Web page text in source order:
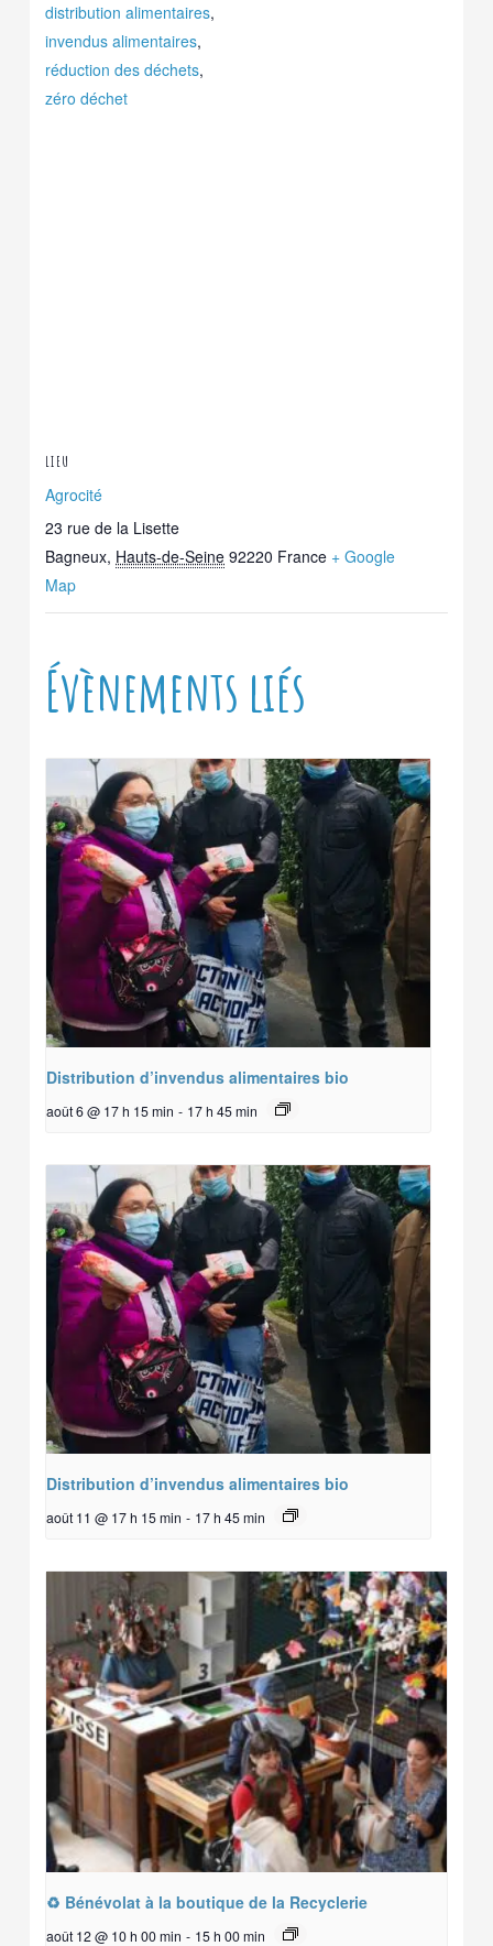
distribution alimentaires,
invendus alimentaires,
réduction des déchets,
zéro déchet
LIEU
Agrocité
23 rue de la Lisette
Bagneux, Hauts-de-Seine 92220 France + Google
Map
Évènements liés
Distribution d’invendus alimentaires bio
août 6 @ 17 h 15 min - 17 h 45 min
Distribution d’invendus alimentaires bio
août 11 @ 17 h 15 min - 17 h 45 min
♻️ Bénévolat à la boutique de la Recyclerie
août 12 @ 10 h 00 min - 15 h 00 min